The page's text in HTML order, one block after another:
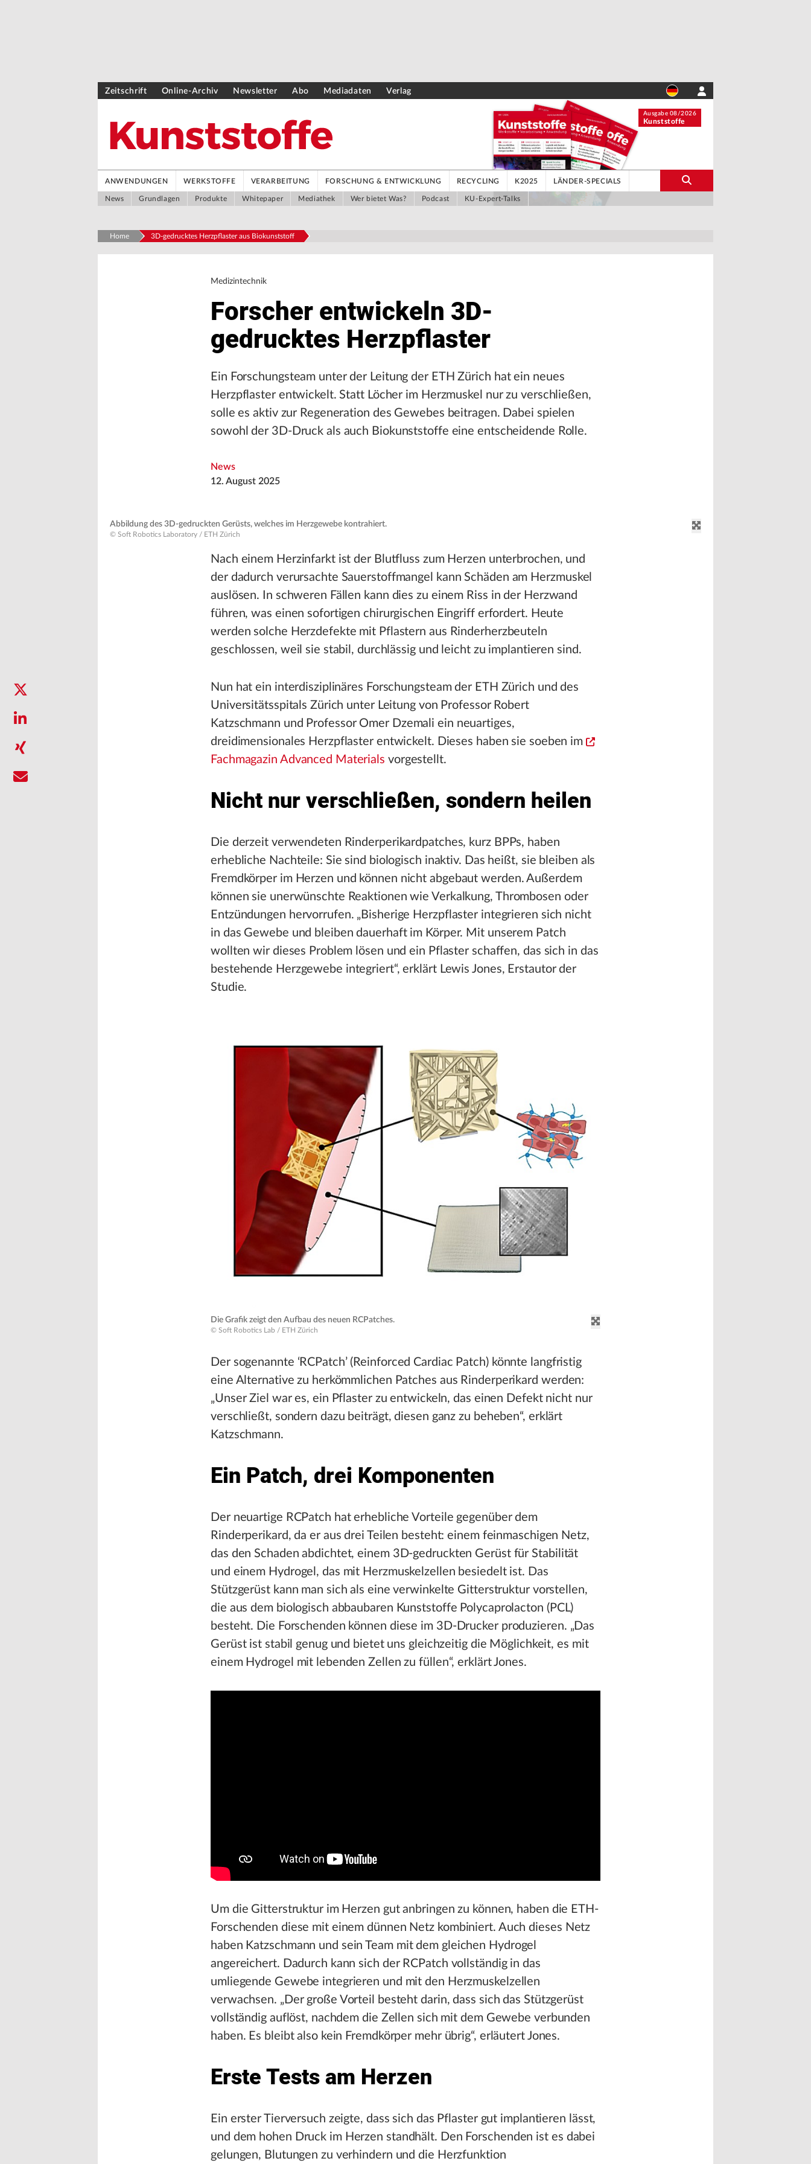
Zeitschrift Online-Archiv Newsletter Abo Mediadaten Verlag
Ausgabe 08/2026
Kunststoffe
ANWENDUNGEN WERKSTOFFE VERARBEITUNG FORSCHUNG & ENTWICKLUNG RECYCLING K2025 LÄNDER-SPECIALS
News Grundlagen Produkte Whitepaper Mediathek Wer bietet Was? Podcast KU-Expert-Talks
Home 3D-gedrucktes Herzpflaster aus Biokunststoff
Medizintechnik
Forscher entwickeln 3D-
gedrucktes Herzpflaster
Ein Forschungsteam unter der Leitung der ETH Zürich hat ein neues
Herzpflaster entwickelt. Statt Löcher im Herzmuskel nur zu verschließen,
solle es aktiv zur Regeneration des Gewebes beitragen. Dabei spielen
sowohl der 3D-Druck als auch Biokunststoffe eine entscheidende Rolle.
News
12. August 2025
Abbildung des 3D-gedruckten Gerüsts, welches im Herzgewebe kontrahiert.
© Soft Robotics Laboratory / ETH Zürich
Nach einem Herzinfarkt ist der Blutfluss zum Herzen unterbrochen, und
der dadurch verursachte Sauerstoffmangel kann Schäden am Herzmuskel
auslösen. In schweren Fällen kann dies zu einem Riss in der Herzwand
führen, was einen sofortigen chirurgischen Eingriff erfordert. Heute
werden solche Herzdefekte mit Pflastern aus Rinderherzbeuteln
geschlossen, weil sie stabil, durchlässig und leicht zu implantieren sind.
Nun hat ein interdisziplinäres Forschungsteam der ETH Zürich und des
Universitätsspitals Zürich unter Leitung von Professor Robert
Katzschmann und Professor Omer Dzemali ein neuartiges,
dreidimensionales Herzpflaster entwickelt. Dieses haben sie soeben im
Fachmagazin Advanced Materials vorgestellt.
Nicht nur verschließen, sondern heilen
Die derzeit verwendeten Rinderperikardpatches, kurz BPPs, haben
erhebliche Nachteile: Sie sind biologisch inaktiv. Das heißt, sie bleiben als
Fremdkörper im Herzen und können nicht abgebaut werden. Außerdem
können sie unerwünschte Reaktionen wie Verkalkung, Thrombosen oder
Entzündungen hervorrufen. „Bisherige Herzpflaster integrieren sich nicht
in das Gewebe und bleiben dauerhaft im Körper. Mit unserem Patch
wollten wir dieses Problem lösen und ein Pflaster schaffen, das sich in das
bestehende Herzgewebe integriert“, erklärt Lewis Jones, Erstautor der
Studie.
Die Grafik zeigt den Aufbau des neuen RCPatches.
© Soft Robotics Lab / ETH Zürich
Der sogenannte ‘RCPatch’ (Reinforced Cardiac Patch) könnte langfristig
eine Alternative zu herkömmlichen Patches aus Rinderperikard werden:
„Unser Ziel war es, ein Pflaster zu entwickeln, das einen Defekt nicht nur
verschließt, sondern dazu beiträgt, diesen ganz zu beheben“, erklärt
Katzschmann.
Ein Patch, drei Komponenten
Der neuartige RCPatch hat erhebliche Vorteile gegenüber dem
Rinderperikard, da er aus drei Teilen besteht: einem feinmaschigen Netz,
das den Schaden abdichtet, einem 3D-gedruckten Gerüst für Stabilität
und einem Hydrogel, das mit Herzmuskelzellen besiedelt ist. Das
Stützgerüst kann man sich als eine verwinkelte Gitterstruktur vorstellen,
die aus dem biologisch abbaubaren Kunststoffe Polycaprolacton (PCL)
besteht. Die Forschenden können diese im 3D-Drucker produzieren. „Das
Gerüst ist stabil genug und bietet uns gleichzeitig die Möglichkeit, es mit
einem Hydrogel mit lebenden Zellen zu füllen“, erklärt Jones.
Um die Gitterstruktur im Herzen gut anbringen zu können, haben die ETH-
Forschenden diese mit einem dünnen Netz kombiniert. Auch dieses Netz
haben Katzschmann und sein Team mit dem gleichen Hydrogel
angereichert. Dadurch kann sich der RCPatch vollständig in das
umliegende Gewebe integrieren und mit den Herzmuskelzellen
verwachsen. „Der große Vorteil besteht darin, dass sich das Stützgerüst
vollständig auflöst, nachdem die Zellen sich mit dem Gewebe verbunden
haben. Es bleibt also kein Fremdkörper mehr übrig“, erläutert Jones.
Erste Tests am Herzen
Ein erster Tierversuch zeigte, dass sich das Pflaster gut implantieren lässt,
und dem hohen Druck im Herzen standhält. Den Forschenden ist es dabei
gelungen, Blutungen zu verhindern und die Herzfunktion